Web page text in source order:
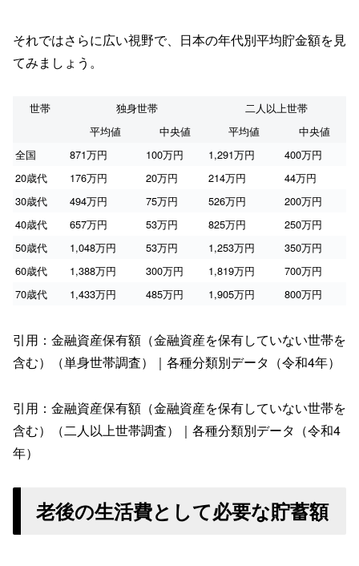
それではさらに広い視野で、日本の年代別平均貯金額を見
てみましょう。
世帯 独身世帯
二人以上世帯
平均値
中央値 平均値
中央値
全国
871万円 100万円 1,291万円
400万円
20歳代
176万円 20万円 214万円
44万円
30歳代
494万円 75万円 526万円
200万円
40歳代
657万円 53万円 825万円
250万円
50歳代
1,048万円 53万円 1,253万円
350万円
60歳代
1,388万円 300万円 1,819万円
700万円
70歳代
1,433万円 485万円 1,905万円 800万円
引用：金融資産保有額（金融資産を保有していない世帯を
含む）（単身世帯調査）｜各種分類別データ（令和4年）
引用：金融資産保有額（金融資産を保有していない世帯を
含む）（二人以上世帯調査）｜各種分類別データ（令和4
年）
老後の生活費として必要な貯蓄額